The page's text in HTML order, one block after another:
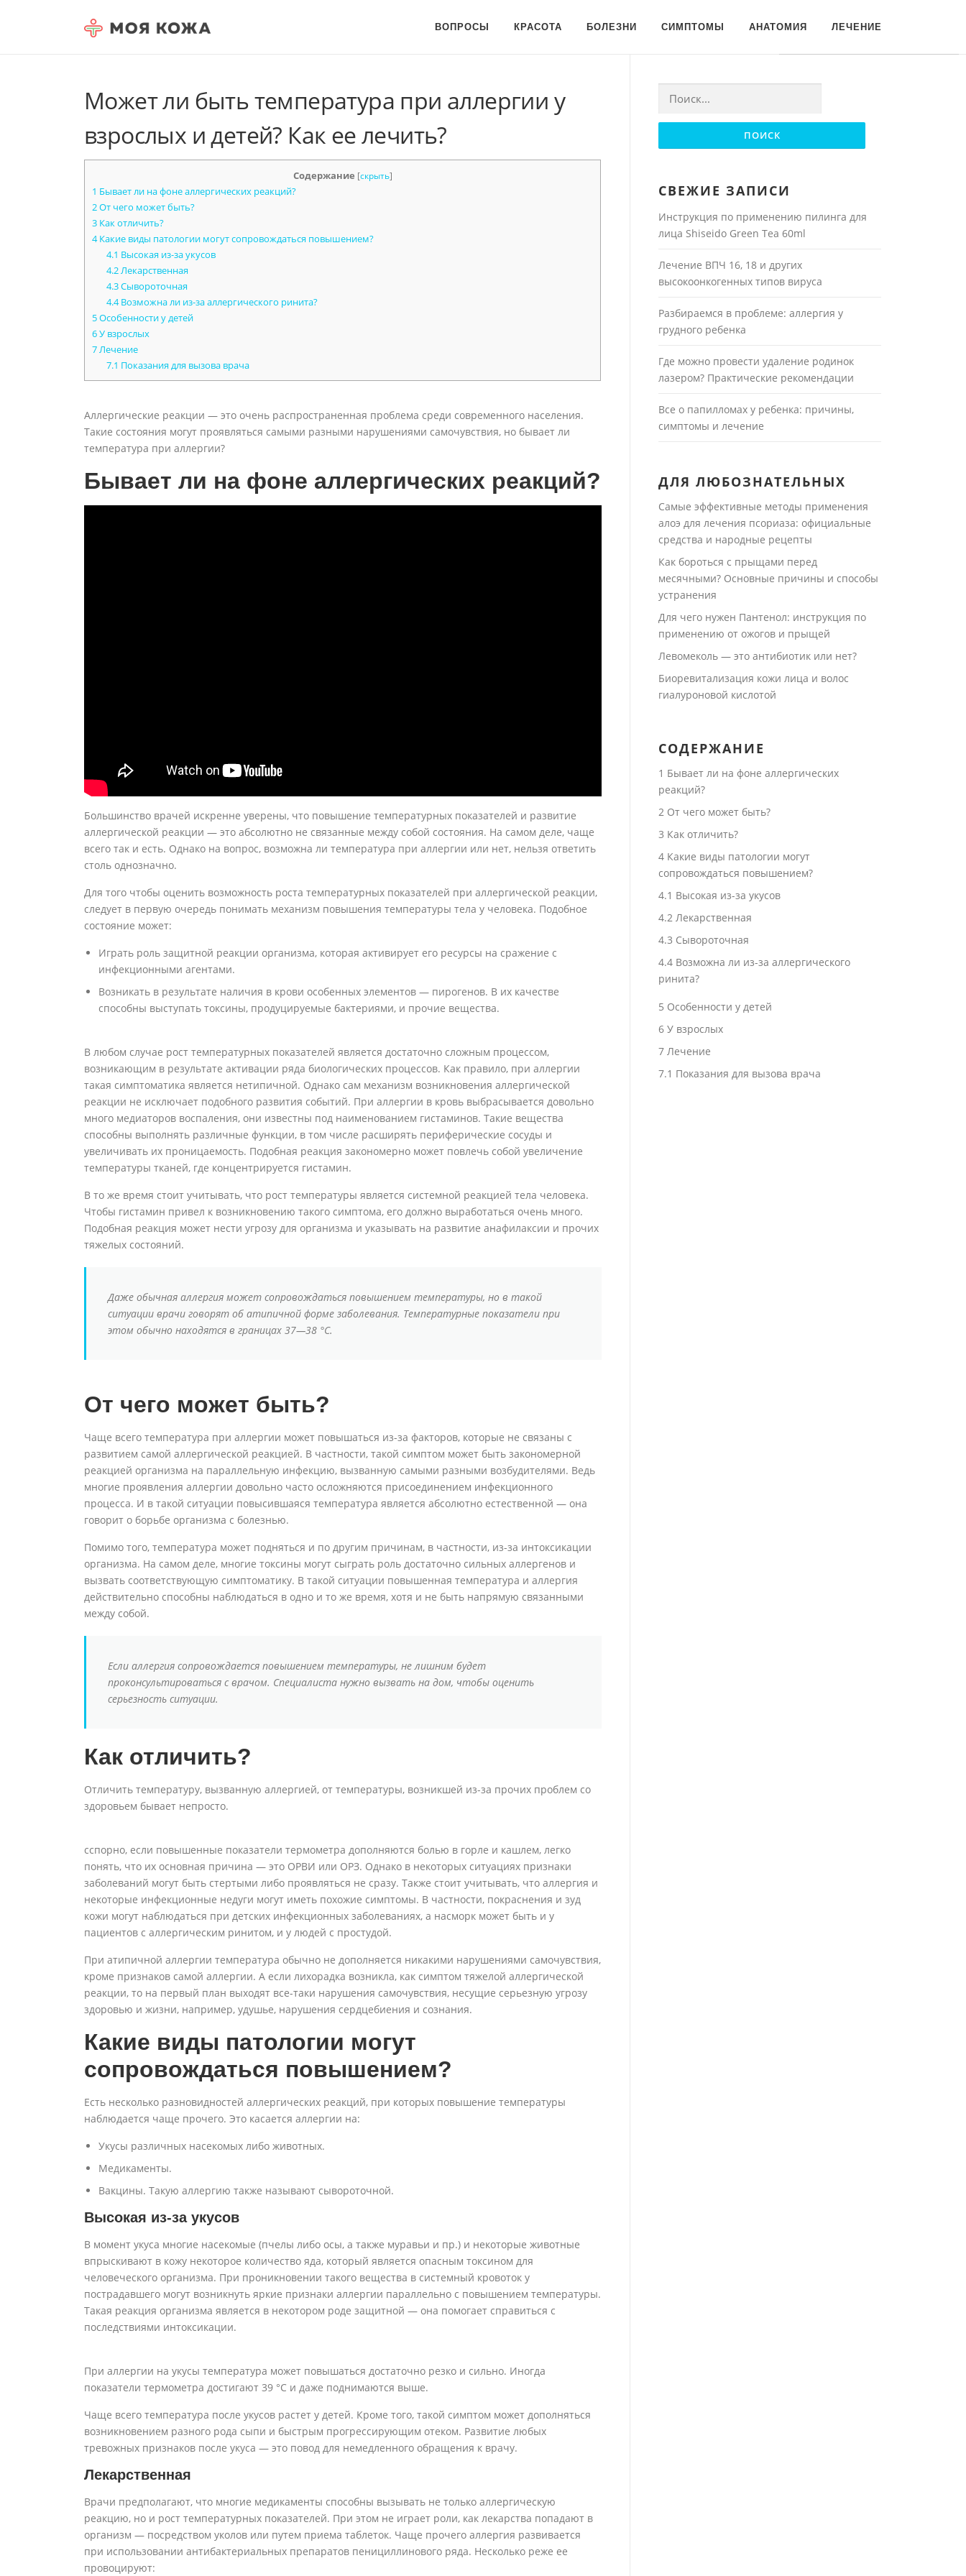
ВОПРОСЫ КРАСОТА БОЛЕЗНИ СИМПТОМЫ АНАТОМИЯ ЛЕЧЕНИЕ
Может ли быть температура при аллергии у
взрослых и детей? Как ее лечить?
Содержание [скрыть]
1 Бывает ли на фоне аллергических реакций?
2От чего может быть?
3 Как отличить?
4Какие виды патологии могут сопровождаться повышением?
4.1 Высокая из-за укусов
4.2Лекарственная
4.3Сывороточная
4.4Возможна ли из-за аллергического ринита?
5Особенности у детей
6У взрослых
7Лечение
7.1 Показания для вызова врача
Аллергические реакции — это очень распространенная проблема среди современного населения.
Такие состояния могут проявляться самыми разными нарушениями самочувствия, но бывает ли
температура при аллергии?
Бывает ли на фоне аллергических реакций?
Большинство врачей искренне уверены, что повышение температурных показателей и развитие
аллергической реакции — это абсолютно не связанные между собой состояния. На самом деле, чаще
всего так и есть. Однако на вопрос, возможна ли температура при аллергии или нет, нельзя ответить
столь однозначно.
Для того чтобы оценить возможность роста температурных показателей при аллергической реакции,
следует в первую очередь понимать механизм повышения температуры тела у человека. Подобное
состояние может:
Играть роль защитной реакции организма, которая активирует его ресурсы на сражение с
инфекционными агентами.
Возникать в результате наличия в крови особенных элементов — пирогенов. В их качестве
способны выступать токсины, продуцируемые бактериями, и прочие вещества.
В любом случае рост температурных показателей является достаточно сложным процессом,
возникающим в результате активации ряда биологических процессов. Как правило, при аллергии
такая симптоматика является нетипичной. Однако сам механизм возникновения аллергической
реакции не исключает подобного развития событий. При аллергии в кровь выбрасывается довольно
много медиаторов воспаления, они известны под наименованием гистаминов. Такие вещества
способны выполнять различные функции, в том числе расширять периферические сосуды и
увеличивать их проницаемость. Подобная реакция закономерно может повлечь собой увеличение
температуры тканей, где концентрируется гистамин.
В то же время стоит учитывать, что рост температуры является системной реакцией тела человека.
Чтобы гистамин привел к возникновению такого симптома, его должно выработаться очень много.
Подобная реакция может нести угрозу для организма и указывать на развитие анафилаксии и прочих
тяжелых состояний.
Даже обычная аллергия может сопровождаться повышением температуры, но в такой
ситуации врачи говорят об атипичной форме заболевания. Температурные показатели при
этом обычно находятся в границах 37—38 °С.
От чего может быть?
Чаще всего температура при аллергии может повышаться из-за факторов, которые не связаны с
развитием самой аллергической реакцией. В частности, такой симптом может быть закономерной
реакцией организма на параллельную инфекцию, вызванную самыми разными возбудителями. Ведь
многие проявления аллергии довольно часто осложняются присоединением инфекционного
процесса. И в такой ситуации повысившаяся температура является абсолютно естественной — она
говорит о борьбе организма с болезнью.
Помимо того, температура может подняться и по другим причинам, в частности, из-за интоксикации
организма. На самом деле, многие токсины могут сыграть роль достаточно сильных аллергенов и
вызвать соответствующую симптоматику. В такой ситуации повышенная температура и аллергия
действительно способны наблюдаться в одно и то же время, хотя и не быть напрямую связанными
между собой.
Если аллергия сопровождается повышением температуры, не лишним будет
проконсультироваться с врачом. Специалиста нужно вызвать на дом, чтобы оценить
серьезность ситуации.
Как отличить?
Отличить температуру, вызванную аллергией, от температуры, возникшей из-за прочих проблем со
здоровьем бывает непросто.
сспорно, если повышенные показатели термометра дополняются болью в горле и кашлем, легко
понять, что их основная причина — это ОРВИ или ОРЗ. Однако в некоторых ситуациях признаки
заболеваний могут быть стертыми либо проявляться не сразу. Также стоит учитывать, что аллергия и
некоторые инфекционные недуги могут иметь похожие симптомы. В частности, покраснения и зуд
кожи могут наблюдаться при детских инфекционных заболеваниях, а насморк может быть и у
пациентов с аллергическим ринитом, и у людей с простудой.
При атипичной аллергии температура обычно не дополняется никакими нарушениями самочувствия,
кроме признаков самой аллергии. А если лихорадка возникла, как симптом тяжелой аллергической
реакции, то на первый план выходят все-таки нарушения самочувствия, несущие серьезную угрозу
здоровью и жизни, например, удушье, нарушения сердцебиения и сознания.
Какие виды патологии могут
сопровождаться повышением?
Есть несколько разновидностей аллергических реакций, при которых повышение температуры
наблюдается чаще прочего. Это касается аллергии на:
Укусы различных насекомых либо животных.
Медикаменты.
Вакцины. Такую аллергию также называют сывороточной.
Высокая из-за укусов
В момент укуса многие насекомые (пчелы либо осы, а также муравьи и пр.) и некоторые животные
впрыскивают в кожу некоторое количество яда, который является опасным токсином для
человеческого организма. При проникновении такого вещества в системный кровоток у
пострадавшего могут возникнуть яркие признаки аллергии параллельно с повышением температуры.
Такая реакция организма является в некотором роде защитной — она помогает справиться с
последствиями интоксикации.
При аллергии на укусы температура может повышаться достаточно резко и сильно. Иногда
показатели термометра достигают 39 °С и даже поднимаются выше.
Чаще всего температура после укусов растет у детей. Кроме того, такой симптом может дополняться
возникновением разного рода сыпи и быстрым прогрессирующим отеком. Развитие любых
тревожных признаков после укуса — это повод для немедленного обращения к врачу.
Лекарственная
Врачи предполагают, что многие медикаменты способны вызывать не только аллергическую
реакцию, но и рост температурных показателей. При этом не играет роли, как лекарства попадают в
организм — посредством уколов или путем приема таблеток. Чаще прочего аллергия развивается
при использовании антибактериальных препаратов пенициллинового ряда. Несколько реже ее
провоцируют:
Найти:
СВЕЖИЕ ЗАПИСИ
Инструкция по применению пилинга для
лица Shiseido Green Tea 60ml
Лечение ВПЧ 16, 18 и других
высокоонкогенных типов вируса
Разбираемся в проблеме: аллергия у
грудного ребенка
Где можно провести удаление родинок
лазером? Практические рекомендации
Все о папилломах у ребенка: причины,
симптомы и лечение
ДЛЯ ЛЮБОЗНАТЕЛЬНЫХ
Самые эффективные методы применения
алоэ для лечения псориаза: официальные
средства и народные рецепты
Как бороться с прыщами перед
месячными? Основные причины и способы
устранения
Для чего нужен Пантенол: инструкция по
применению от ожогов и прыщей
Левомеколь — это антибиотик или нет?
Биоревитализация кожи лица и волос
гиалуроновой кислотой
СОДЕРЖАНИЕ
1 Бывает ли на фоне аллергических
реакций?
2От чего может быть?
3 Как отличить?
4Какие виды патологии могут
сопровождаться повышением?
4.1 Высокая из-за укусов
4.2Лекарственная
4.3 Сывороточная
4.4Возможна ли из-за аллергического
ринита?
5 Особенности у детей
6У взрослых
7Лечение
7.1 Показания для вызова врача
Для любых предложений по